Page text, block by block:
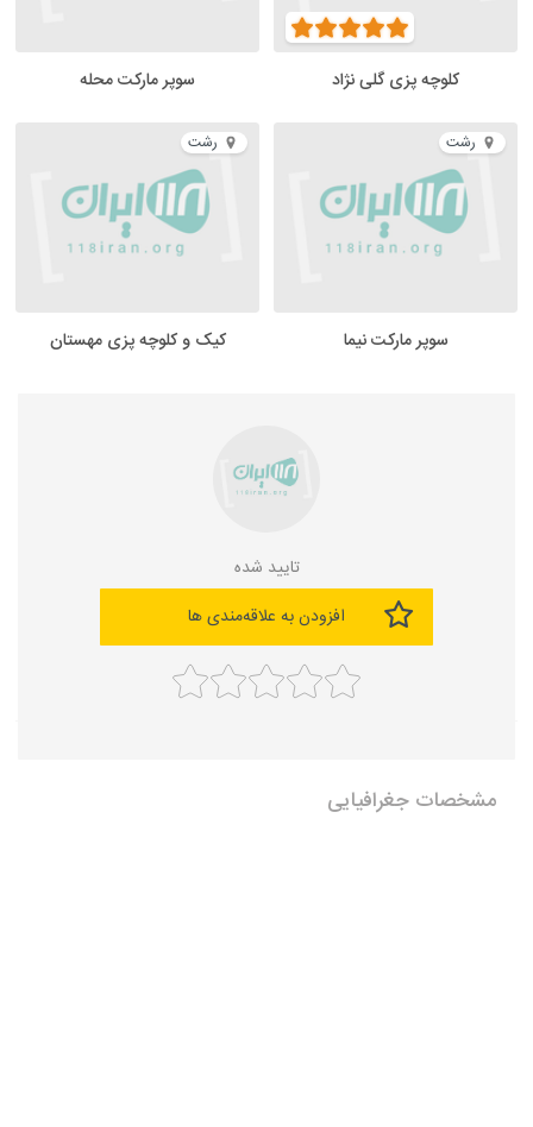
کلوچه پزی گلی نژاد سوپر مارکت محله
رشت
سوپر مارکت نیما
رشت
کیک و کلوچه پزی مهستان
تایید شده
افزودن به علاقه‌مندی ها
مشخصات جغرافیایی